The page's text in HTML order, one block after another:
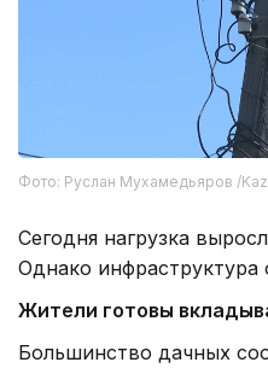
Фото: Руслан Мухамедьяров /
Сегодня нагрузка
Однако инфраструктура
Жители готовы
Большинство дачных